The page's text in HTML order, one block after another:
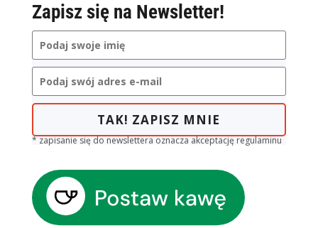
Zapisz się na Newsletter!
TAK! ZAPISZ MNIE
* zapisanie się do newslettera oznacza akceptację regulaminu